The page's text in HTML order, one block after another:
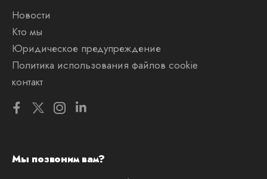
Новости
Кто мы
Юридическое предупреждение
Политика использования файлов cookie
контакт
Мы позвоним вам?